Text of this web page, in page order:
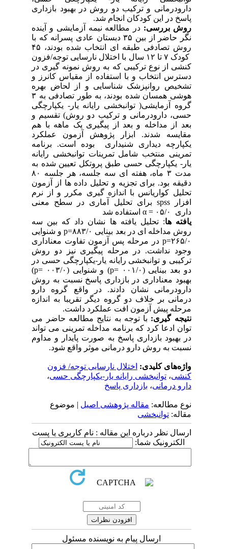
دارودرمانی و ترکیب دو روش در بهبود بازداری
پاسخ در این کودکان انجام شد.
روش بررسی: در مطالعه نیمه آزمایشی و آینده
نگر حاضر از بین ۳۵ دبستان عادی پسرانه که با
روش تصادفی طبقه ای انتخاب شده بودند، ۴۵
کودک ۷ تا ۱۲ سال با اختلال نارسایی توجه/فزون
کنشی از نوع ترکیبی که به روش نمونه گیری در
دسترس انتخاب و با استفاده از مقیاس کانرز و
تشخیص روانپزشک شناسایی و از لحاض بهره
هوشی همسان شده بودند، به طور تصادفی به ۳
گروه آزمایشی( توانبخشی رایانه یار- یکپارچگی
حسی، دارودرمانی و ترکیب دو روش) تقسیم و
بعد از مداخله و بعد از پیگیری یک ماهه با هم
مقایسه شدند. ابزار پژوهش آزمون عملکرد
یکپارچه دیداری شنیداری بوده است. برنامه
تمرینی منتخب شامل تمرینات توانبخشی رایانه
یار- یکپارچگی حسی طبق پروتکل تعیین شده به
مدت ۳ ماه، هفته ای سه جلسه، هر جلسه ۸۰
دقیقه بود. برای تجزیه و تحلیل داده ها از آزمون
تحلیل کواریانس با اندازه گیری مکرر و از نرم
افزار
spssبرای تحلیل آماری در سطح معنی
داری ۰۵/۰ =
α استفاده شد
یافته ها: تحلیل یافته ها نشان داد که بین سه
روش مداخله ای در بعد بینایی ۸۸۳/۰
p=و شنوایی
۲۶۵/۰p=در مرحله پس آزمون تفاوت معناداری
وجود نداشت. در مرحله پیگیری نیز دو روش
ترکیبی و توانبخشی رایانه یار-یکپارچگی حسی در
دو بعد بینایی (۰۰۱/۰
p=) و شنوایی (۰۰۳/۰ p=
)
بهبود معناداری در بازداری پاسخ نسبت به روش
دارودرمانی نشان دادند. در واقع گروه دارو
درمانی بر خلاف دو گروه دیگر تقریبا به اندازه
مرحله پیش آزمون افت عملکرد داشت.
نتیجه گیری:با توجه به نتایج مطالعه حاضر می
توان ادعا کرد که برنامه مداخله تمرینی می تواند
در بهبود بازداری پاسخ به صورت پایدار و مداوم
نسبت به روش دارو درمانی موثر واقع شود.
واژه‌های کلیدی:اختلال نارسایی توجه/ فزون
کنشی،توانبخشی رایانه یار-یکپارچگی حسی،
دارو درمانی،بازداری پاسخ
نوع مطالعه:مقاله پژوهشی اصیل| موضوع
مقاله:توانبخشی
ارسال نظر درباره این مقاله : نام کاربری یا پست
الکترونیک شما:
ارسال پیام به نویسنده مسئول